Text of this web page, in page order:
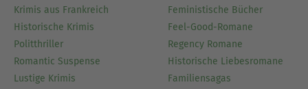
Krimis aus Frankreich
Historische Krimis
Politthriller
Romantic Suspense
Lustige Krimis
Feministische Bücher
Feel-Good-Romane
Regency Romane
Historische Liebesromane
Familiensagas